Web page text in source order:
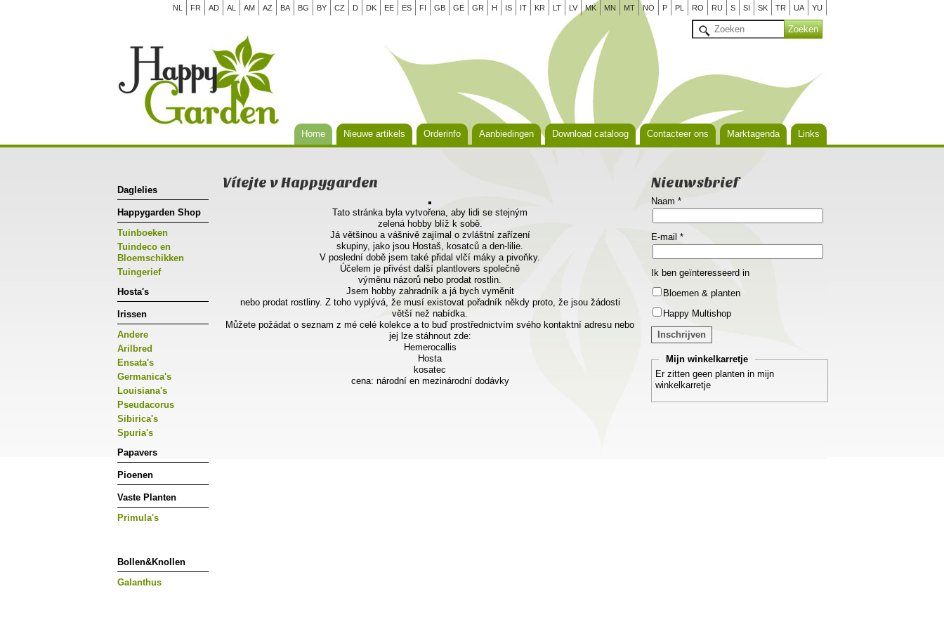
NL FR AD AL AM AZ BA BG BY CZ D DK EE ES FI GB GE GR H IS IT KR LT LV MK MN MT NO P PL RO RU S SI SK TR UA YU
Home Nieuwe artikels Orderinfo Aanbiedingen Download cataloog Contacteer ons Marktagenda Links
Daglelies
Happygarden Shop
Tuinboeken
Tuindeco en
Bloemschikken
Tuingerief
Hosta's
Irissen
Andere
Arilbred
Ensata's
Germanica's
Louisiana's
Pseudacorus
Sibirica's
Spuria's
Papavers
Pioenen
Vaste Planten
Primula's
Bollen&Knollen
Galanthus
Vítejte v Happygarden
Tato stránka byla vytvořena, aby lidi se stejným
zelená hobby blíž k sobě.
Já většinou a vášnivě zajímal o zvláštní zařízení
skupiny, jako jsou Hostaš, kosatců a den-lilie.
V poslední době jsem také přidal vlčí máky a pivoňky.
Účelem je přivést další plantlovers společně
výměnu názorů nebo prodat rostlin.
Jsem hobby zahradník a já bych vyměnit
nebo prodat rostliny. Z toho vyplývá, že musí existovat pořadník někdy proto, že jsou žádosti
větší než nabídka.
Můžete požádat o seznam z mé celé kolekce a to buď prostřednictvím svého kontaktní adresu nebo
jej lze stáhnout zde:
Hemerocallis
Hosta
kosatec
cena: národní en mezinárodní dodávky
Nieuwsbrief
Naam *
E-mail *
Ik ben geïnteresseerd in
Bloemen & planten
Happy Multishop
Inschrijven
Mijn winkelkarretje
Er zitten geen planten in mijn
winkelkarretje